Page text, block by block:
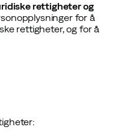
rettigheter og
for å
rettigheter, og for å